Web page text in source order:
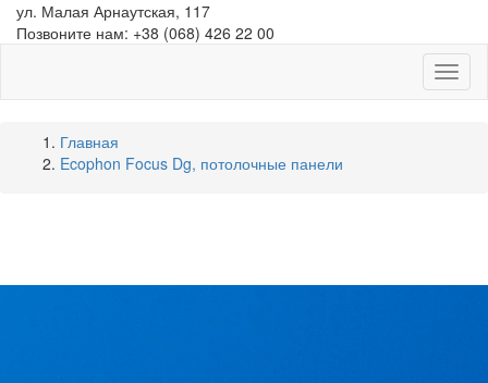
ул. Малая Арнаутская, 117
Позвоните нам: +38 (068) 426 22 00
Главная
Ecophon Focus Dg, потолочные панели